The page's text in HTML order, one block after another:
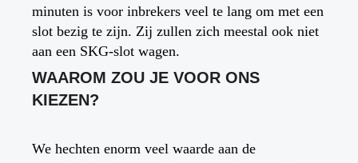
minuten is voor inbrekers veel te lang om met een
slot bezig te zijn. Zij zullen zich meestal ook niet
aan een SKG-slot wagen.
WAAROM ZOU JE VOOR ONS
KIEZEN?
We hechten enorm veel waarde aan de